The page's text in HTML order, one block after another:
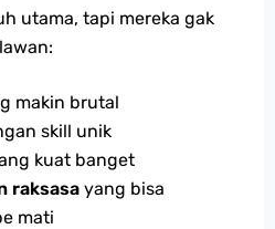
utama, tapi mereka gak
makin brutal
skill unik
kuat banget
raksasa yang bisa
mati